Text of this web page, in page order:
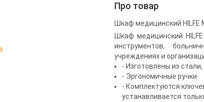
Про товар
Шкаф медицинский HILFE
Шкаф медицинский
инструментов,
учреждениях и
- Изготовлены из
- Эргономичные ручки
- Комплектуются
устанавливается